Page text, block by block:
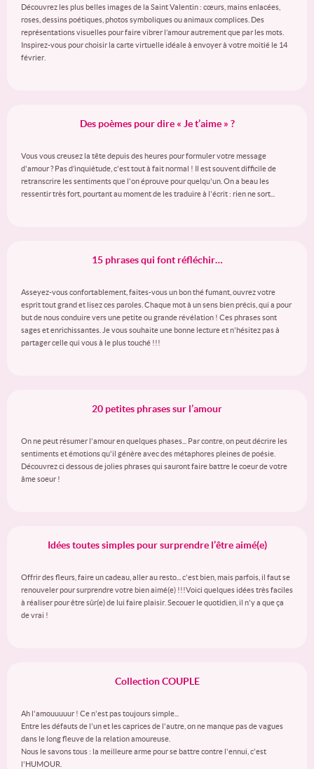
Découvrez les plus belles images de la Saint Valentin : cœurs, mains enlacées,
roses, dessins poétiques, photos symboliques ou animaux complices. Des
représentations visuelles pour faire vibrer l’amour autrement que par les mots.
Inspirez-vous pour choisir la carte virtuelle idéale à envoyer à votre moitié le 14
février.
Des poèmes pour dire « Je t’aime » ?
Vous vous creusez la tête depuis des heures pour formuler votre message
d'amour ? Pas d’inquiétude, c'est tout à fait normal ! Il est souvent difficile de
retranscrire les sentiments que l'on éprouve pour quelqu'un. On a beau les
ressentir très fort, pourtant au moment de les traduire à l'écrit : rien ne sort...
15 phrases qui font réfléchir…
Asseyez-vous confortablement, faites-vous un bon thé fumant, ouvrez votre
esprit tout grand et lisez ces paroles. Chaque mot à un sens bien précis, qui a pour
but de nous conduire vers une petite ou grande révélation ! Ces phrases sont
sages et enrichissantes. Je vous souhaite une bonne lecture et n'hésitez pas à
partager celle qui vous à le plus touché !!!
20 petites phrases sur l’amour
On ne peut résumer l'amour en quelques phases... Par contre, on peut décrire les
sentiments et émotions qu'il génère avec des métaphores pleines de poésie.
Découvrez ci dessous de jolies phrases qui sauront faire battre le coeur de votre
âme soeur !
Idées toutes simples pour surprendre l’être aimé(e)
Offrir des fleurs, faire un cadeau, aller au resto... c'est bien, mais parfois, il faut se
renouveler pour surprendre votre bien aimé(e) !!!Voici quelques idées très faciles
à réaliser pour être sûr(e) de lui faire plaisir. Secouer le quotidien, il n'y a que ça
de vrai !
Collection COUPLE
Ah l'amouuuuur ! Ce n'est pas toujours simple...
Entre les défauts de l'un et les caprices de l'autre, on ne manque pas de vagues
dans le long fleuve de la relation amoureuse.
Nous le savons tous : la meilleure arme pour se battre contre l'ennui, c'est
l'HUMOUR.